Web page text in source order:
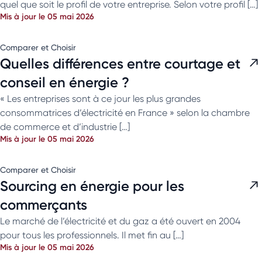
quel que soit le profil de votre entreprise. Selon votre profil […]
Mis à jour le 05 mai 2026
Comparer et Choisir
Quelles différences entre courtage et
conseil en énergie ?
« Les entreprises sont à ce jour les plus grandes
consommatrices d’électricité en France » selon la chambre
de commerce et d’industrie […]
Mis à jour le 05 mai 2026
Comparer et Choisir
Sourcing en énergie pour les
commerçants
Le marché de l’électricité et du gaz a été ouvert en 2004
pour tous les professionnels. Il met fin au […]
Mis à jour le 05 mai 2026